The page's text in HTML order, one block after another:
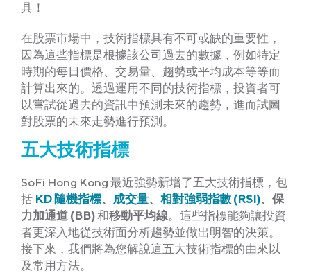
具！
在股票市場中，技術指標具有不可或缺的重要性，
因為這些指標是根據該公司過去的數據，例如特定
時期的每日價格、交易量、趨勢或平均成本等等而
計算出來的。透過運用不同的技術指標，投資者可
以嘗試從過去的資訊中預測未來的趨勢，進而試圖
對股票的未來走勢進行預測。
五大技術指標
SoFi Hong Kong 最近強勢新增了五大技術指標，包
括 KD 隨機指標、 成交量、 相對強弱指數 (RSI)、保
力加通道 (BB)和移動平均線。這些指標能夠讓投資
者更深入地從技術面分析趨勢並做出明智的決策。
接下來，我們將為您解說這五大技術指標的由來以
及常用方法。